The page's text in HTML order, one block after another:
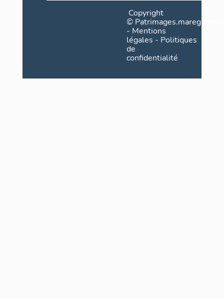
Copyright
©
- Mentions
légales - Politiques
de
confidentialité